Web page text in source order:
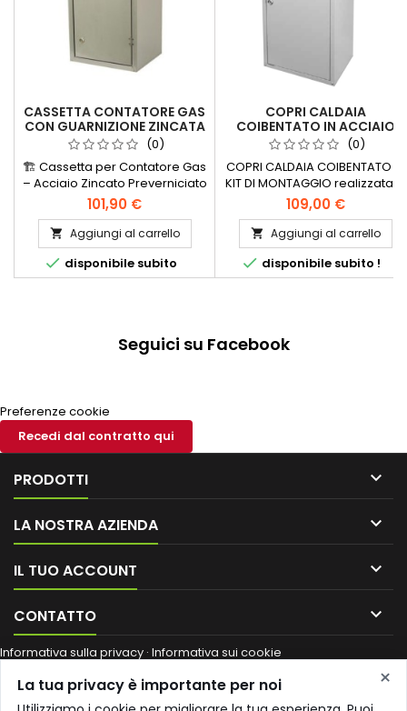
CASSETTA CONTATORE GAS
CON GUARNIZIONE ZINCATA
PREVERNICIATA BIANCA
(0)
🏗️ Cassetta per Contatore Gas
– Acciaio Zincato Preverniciato
Bianco La nostra Cassetta per
Contatore Gas è la soluzione
ideale per chi cerca un
perfetto equilibrio tra estetica,
protezione e convenienza.
Realizzata in acciaio zincato e
esterne garantendo una
101,90 €
 Aggiungi al carrello
 disponibile subito
COPRI CALDAIA
COIBENTATO IN ACCIAIO
VERNICIATO BIANCO
(0)
COPRI CALDAIA COIBENTATO IN
KIT DI MONTAGGIO realizzata in
acciaio zincato o in acciaio
preverniciato bianco
Disponibile in varie dimensioni
109,00 €
 Aggiungi al carrello
 disponibile subito !
Seguici su Facebook
Preferenze cookie
Recedi dal contratto qui
PRODOTTI 
LA NOSTRA AZIENDA 
IL TUO ACCOUNT 
CONTATTO 
Informativa sulla privacy · Informativa sui cookie
Shop Edil Italia di Coccoluto
·Partita IVA:01661640530·Codice fiscale:CCCVIA68A41F437K
Numero REA:
SI 203528 Sede legale:
VIA IACOPO COZZARELLI 8
×
La tua privacy è importante per noi